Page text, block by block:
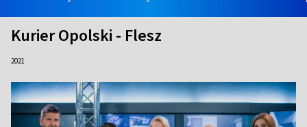
Kurier Opolski - Flesz
2021